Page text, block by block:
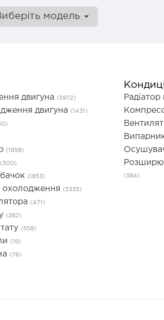
модель
двигуна (5972)
двигуна (1431)
(1658)
(300)
(1853)
охолодження (5335)
(471)
(282)
(558)
(19)
(76)
(384)